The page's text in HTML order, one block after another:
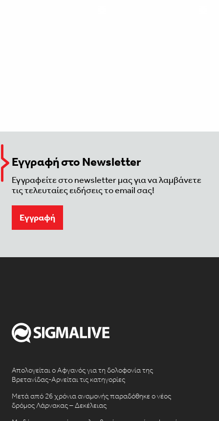
Εγγραφή στο Newsletter
Εγγραφείτε στο newsletter μας για να λαμβάνετε
τις τελευταίες ειδήσεις το email σας!
Eγγραφή
Απολογείται ο Αφγανός για τη δολοφονία της
Βρετανίδας-Αρνείται τις κατηγορίες
Μετά από 26 χρόνια αναμονής παραδόθηκε ο νέος
δρόμος Λάρνακας – Δεκέλειας